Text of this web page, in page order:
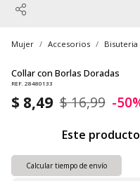
Mujer Accesorios Bisuteria
Collar con Borlas Doradas
REF. 28480133
$ 8,49 $ 16,99 -
Este
Calcular tiempo de envío